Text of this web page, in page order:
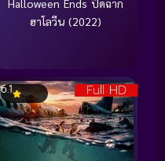
Halloween Ends ปิดฉาก
ฮาโลวีน (2022)
Full HD
6.1